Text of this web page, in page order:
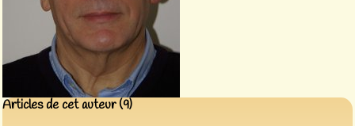
Articles de cet auteur (9)